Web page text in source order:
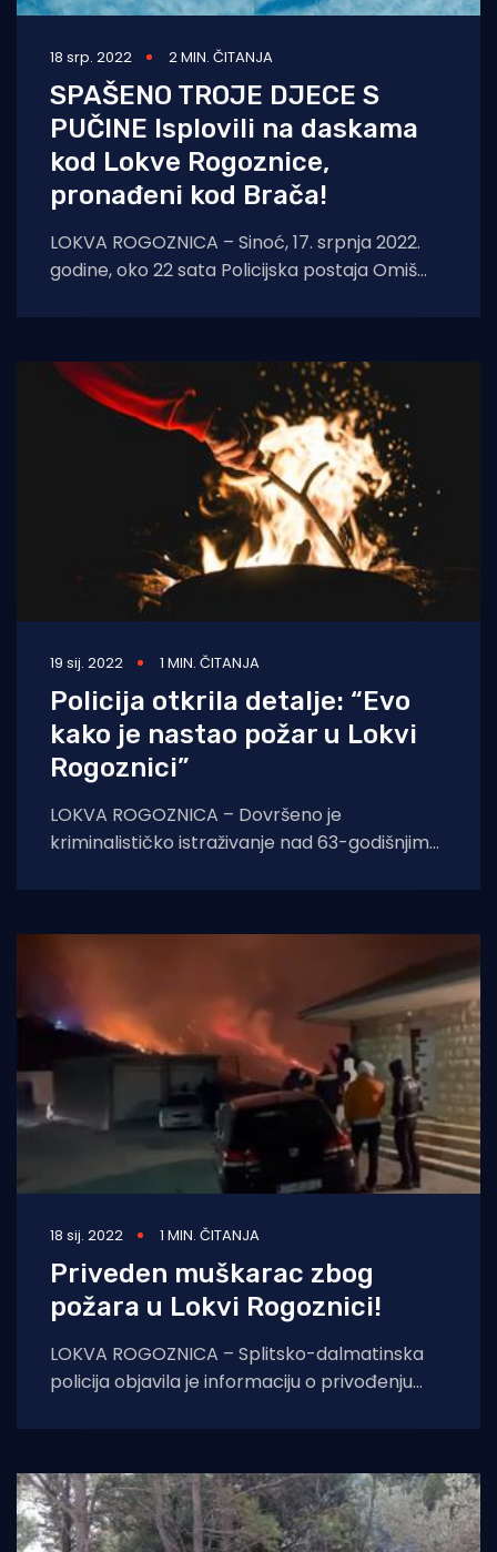
18 srp. 2022 2 MIN. ČITANJA
SPAŠENO TROJE DJECE S
PUČINE Isplovili na daskama
kod Lokve Rogoznice,
pronađeni kod Brača!
LOKVA ROGOZNICA – Sinoć, 17. srpnja 2022.
godine, oko 22 sata Policijska postaja Omiš
19 sij. 2022 1 MIN. ČITANJA
Policija otkrila detalje: “Evo
kako je nastao požar u Lokvi
Rogoznici”
LOKVA ROGOZNICA – Dovršeno je
kriminalističko istraživanje nad 63-godišnjim
osnovane sumnje je da ostvario
18 sij. 2022 1 MIN. ČITANJA
Priveden muškarac zbog
požara u Lokvi Rogoznici!
LOKVA ROGOZNICA – Splitsko-dalmatinska
policija objavila je informaciju o privođenju
požarom u